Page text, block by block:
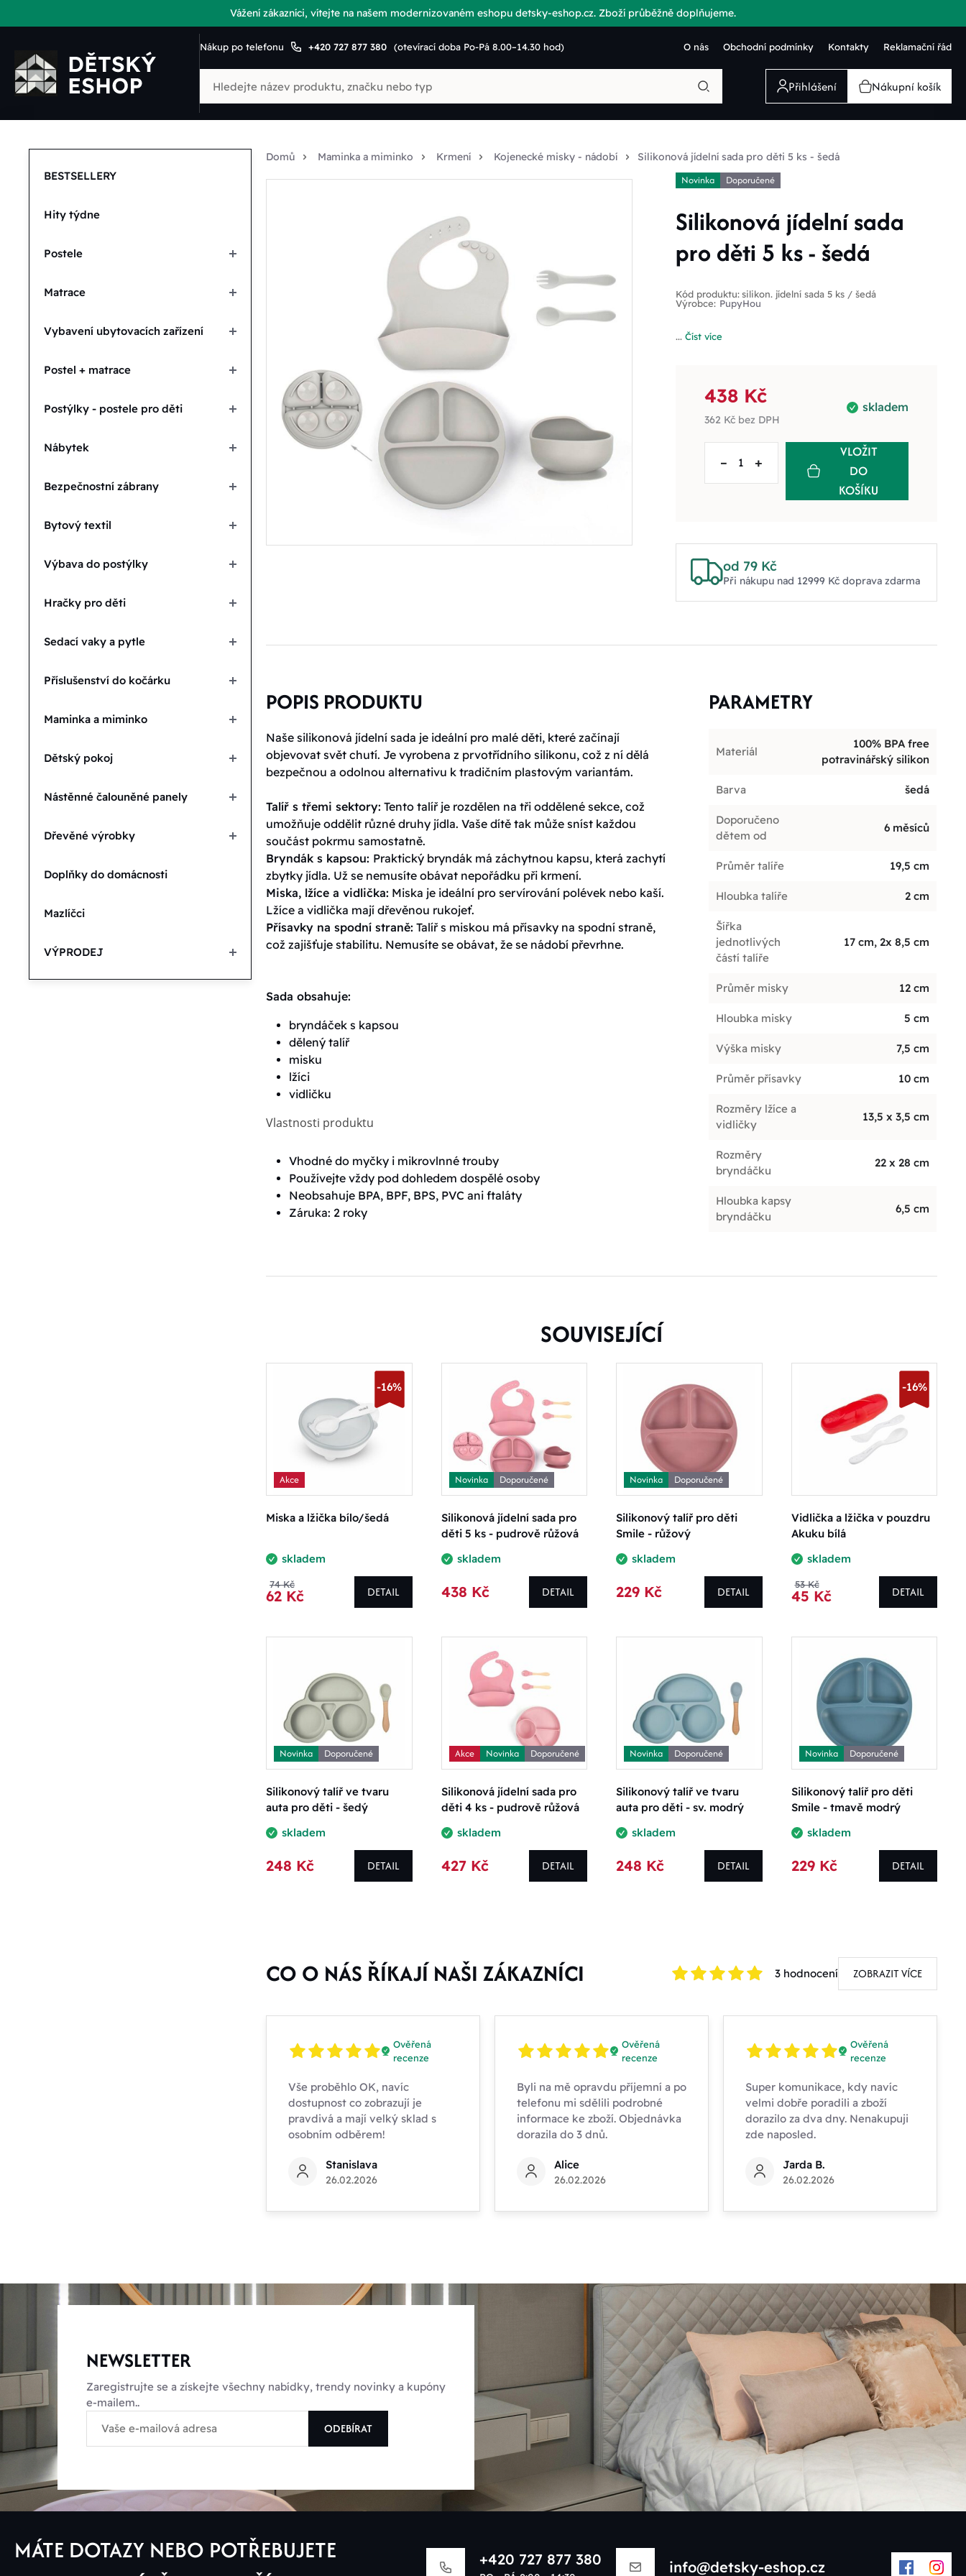
Vážení zákazníci, vítejte na našem modernizovaném eshopu detsky-eshop.cz. Zboží průběžně doplňujeme.
Nákup po telefonu +420 727 877 380 (otevírací doba Po-Pá 8.00–14.30 hod) O nás Obchodní podmínky Kontakty Reklamační řád
Přihlášení Nákupní košík
BESTSELLERY
Hity týdne
Postele
Matrace
Vybavení ubytovacích zařízení
Postel + matrace
Postýlky - postele pro děti
Nábytek
Bezpečnostní zábrany
Bytový textil
Výbava do postýlky
Hračky pro děti
Sedací vaky a pytle
Příslušenství do kočárku
Maminka a miminko
Dětský pokoj
Nástěnné čalouněné panely
Dřevěné výrobky
Doplňky do domácnosti
Mazlíčci
VÝPRODEJ
Domů Maminka a miminko Krmení Kojenecké misky - nádobí Silikonová jídelní sada pro děti 5 ks - šedá
Novinka Doporučené
Silikonová jídelní sada
pro děti 5 ks - šedá
Kód produktu:silikon. jídelní sada 5 ks / šedá
Výrobce: PupyHou
... Číst více
skladem
438 Kč
362 Kčbez DPH
– +
VLOŽIT
DO
KOŠÍKU
od 79 Kč
Při nákupu nad 12999 Kč doprava zdarma
POPIS PRODUKTU
Naše silikonová jídelní sada je ideální pro malé děti, které začínají
objevovat svět chutí. Je vyrobena z prvotřídního silikonu, což z ní dělá
bezpečnou a odolnou alternativu k tradičním plastovým variantám.
Talíř s třemi sektory: Tento talíř je rozdělen na tři oddělené sekce, což
umožňuje oddělit různé druhy jídla. Vaše dítě tak může sníst každou
součást pokrmu samostatně.
Bryndák s kapsou: Praktický bryndák má záchytnou kapsu, která zachytí
zbytky jídla. Už se nemusíte obávat nepořádku při krmení.
Miska, lžíce a vidlička: Miska je ideální pro servírování polévek nebo kaší.
Lžíce a vidlička mají dřevěnou rukojeť.
Přísavky na spodní straně: Talíř s miskou má přísavky na spodní straně,
což zajišťuje stabilitu. Nemusíte se obávat, že se nádobí převrhne.
Sada obsahuje:
bryndáček s kapsou
dělený talíř
misku
lžíci
vidličku
Vlastnosti produktu
Vhodné do myčky i mikrovlnné trouby
Používejte vždy pod dohledem dospělé osoby
Neobsahuje BPA, BPF, BPS, PVC ani ftaláty
Záruka: 2 roky
PARAMETRY
Materiál
100% BPA free
potravinářský silikon
Barva šedá
Doporučeno
dětem od
6 měsíců
Průměr talíře 19,5 cm
Hloubka talíře 2 cm
Šířka
jednotlivých
částí talíře
17 cm, 2x 8,5 cm
Průměr misky 12 cm
Hloubka misky 5 cm
Výška misky 7,5 cm
Průměr přísavky 10 cm
Rozměry lžíce a
vidličky
13,5 x 3,5 cm
Rozměry
bryndáčku
22 x 28 cm
Hloubka kapsy
bryndáčku
6,5 cm
SOUVISEJÍCÍ
Akce
-16%
Miska a lžička bílo/šedá
skladem
74 Kč
62 Kč DETAIL
Novinka Doporučené
Silikonová jídelní sada pro
děti 5 ks - pudrově růžová
skladem
438 Kč DETAIL
Novinka Doporučené
Silikonový talíř pro děti
Smile - růžový
skladem
229 Kč DETAIL
-16%
Vidlička a lžička v pouzdru
Akuku bílá
skladem
53 Kč
45 Kč DETAIL
Novinka Doporučené
Silikonový talíř ve tvaru
auta pro děti - šedý
skladem
248 Kč DETAIL
Akce Novinka Doporučené
Silikonová jídelní sada pro
děti 4 ks - pudrově růžová
skladem
427 Kč DETAIL
Novinka Doporučené
Silikonový talíř ve tvaru
auta pro děti - sv. modrý
skladem
248 Kč DETAIL
Novinka Doporučené
Silikonový talíř pro děti
Smile - tmavě modrý
skladem
229 Kč DETAIL
CO O NÁS ŘÍKAJÍ NAŠI ZÁKAZNÍCI 3 hodnocení ZOBRAZIT VÍCE
Ověřená
recenze
Vše proběhlo OK, navíc
dostupnost co zobrazují je
pravdivá a mají velký sklad s
osobním odběrem!
Stanislava
26.02.2026
Ověřená
recenze
Byli na mě opravdu příjemní a po
telefonu mi sdělili podrobné
informace ke zboží. Objednávka
dorazila do 3 dnů.
Alice
26.02.2026
Ověřená
recenze
Super komunikace, kdy navíc
velmi dobře poradili a zboží
dorazilo za dva dny. Nenakupuji
zde naposled.
Jarda B.
26.02.2026
NEWSLETTER
Zaregistrujte se a získejte všechny nabídky, trendy novinky a kupóny
e-mailem..
ODEBÍRAT
MÁTE DOTAZY NEBO POTŘEBUJETE
+420 727 877 380 info@detsky-eshop.cz